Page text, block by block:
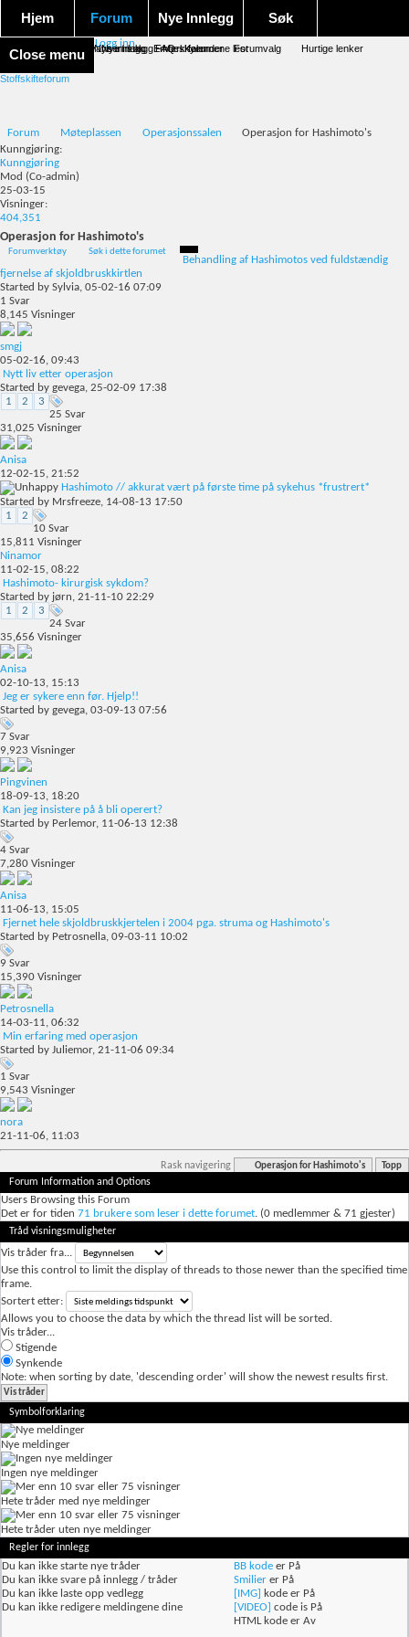
Hjem Forum
Nye innlegg FAQ Kalender Forumvalg Hurtige lenker
Nye Innlegg
Nye innlegg Merk forumene lest
Søk
Avansert søk Emneskyen
Close menu
Logg inn
Stoffskifteforum
Forum Møteplassen Operasjonssalen
Operasjon for Hashimoto's
Kunngjøring:
Kunngjøring
Mod (Co-admin)
25-03-15
Visninger:
404,351
Operasjon for Hashimoto's
Forumverktøy Søk i dette forumet
Behandling af Hashimotos ved fuldstændig
fjernelse af skjoldbruskkirtlen
Started by Sylvia, 05-02-16 07:09
1 Svar
8,145 Visninger
smgj
05-02-16, 09:43
Nytt liv etter operasjon
Started by gevega, 25-02-09 17:38
1
2
3
25 Svar
31,025 Visninger
Anisa
12-02-15, 21:52
Hashimoto // akkurat vært på første time på sykehus *frustrert*
Started by Mrsfreeze, 14-08-13 17:50
1
2
10 Svar
15,811 Visninger
Ninamor
11-02-15, 08:22
Hashimoto- kirurgisk sykdom?
Started by jørn, 21-11-10 22:29
1
2
3
24 Svar
35,656 Visninger
Anisa
02-10-13, 15:13
Jeg er sykere enn før. Hjelp!!
Started by gevega, 03-09-13 07:56
7 Svar
9,923 Visninger
Pingvinen
18-09-13, 18:20
Kan jeg insistere på å bli operert?
Started by Perlemor, 11-06-13 12:38
4 Svar
7,280 Visninger
Anisa
11-06-13, 15:05
Fjernet hele skjoldbruskkjertelen i 2004 pga. struma og Hashimoto's
Started by Petrosnella, 09-03-11 10:02
9 Svar
15,390 Visninger
Petrosnella
14-03-11, 06:32
Min erfaring med operasjon
Started by Juliemor, 21-11-06 09:34
1 Svar
9,543 Visninger
nora
21-11-06, 11:03
Rask navigering Operasjon for Hashimoto's Topp
Forum Information and Options
Users Browsing this Forum
Det er for tiden 71 brukere som leser i dette forumet. (0 medlemmer & 71 gjester)
Tråd visningsmuligheter
Vis tråder fra...
Use this control to limit the display of threads to those newer than the specified time
frame.
Sortert etter:
Allows you to choose the data by which the thread list will be sorted.
Vis tråder...
Stigende
Synkende
Note: when sorting by date, 'descending order' will show the newest results first.
Symbolforklaring
Nye meldinger
Ingen nye meldinger
Hete tråder med nye meldinger
Hete tråder uten nye meldinger
Regler for innlegg
Du kan ikke starte nye tråder
Du kan ikke svare på innlegg / tråder
Du kan ikke laste opp vedlegg
Du kan ikke redigere meldingene dine
BB kode er På
Smilier er På
[IMG] kode er På
[VIDEO] code is På
HTML kode erAv